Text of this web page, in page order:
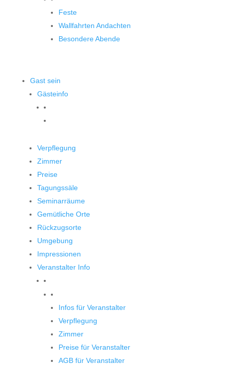
Feste
Wallfahrten Andachten
Besondere Abende
Gast sein
Gästeinfo
Verpflegung
Zimmer
Preise
Tagungssäle
Seminarräume
Gemütliche Orte
Rückzugsorte
Umgebung
Impressionen
Veranstalter Info
Infos für Veranstalter
Verpflegung
Zimmer
Preise für Veranstalter
AGB für Veranstalter